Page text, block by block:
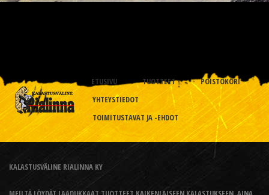
ETUSIVU TUOTTEET
POISTOKORI
YHTEYSTIEDOT
TOIMITUSTAVAT JA -EHDOT
KALASTUSVÄLINE RIALINNA KY